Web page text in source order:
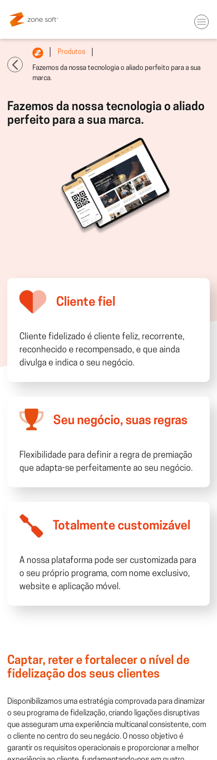
Produtos
Fazemos da nossa tecnologia o aliado perfeito para a sua
marca.
Fazemos da nossa tecnologia o aliado
perfeito para a sua marca.
Cliente fiel
Cliente fidelizado é cliente feliz, recorrente,
reconhecido e recompensado, e que ainda
divulga e indica o seu negócio.
Seu negócio, suas regras
Flexibilidade para definir a regra de premiação
que adapta-se perfeitamente ao seu negócio.
Totalmente customizável
A nossa plataforma pode ser customizada para
o seu próprio programa, com nome exclusivo,
website e aplicação móvel.
Captar, reter e fortalecer o nível de
fidelização dos seus clientes
Disponibilizamos uma estratégia comprovada para dinamizar
o seu programa de fidelização, criando ligações disruptivas
que asseguram uma experiência multicanal consistente, com
o cliente no centro do seu negácio. O nosso objetivo é
garantir os requisitos operacionais e proporcionar a melhor